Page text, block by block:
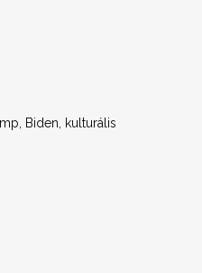
Biden, kulturális